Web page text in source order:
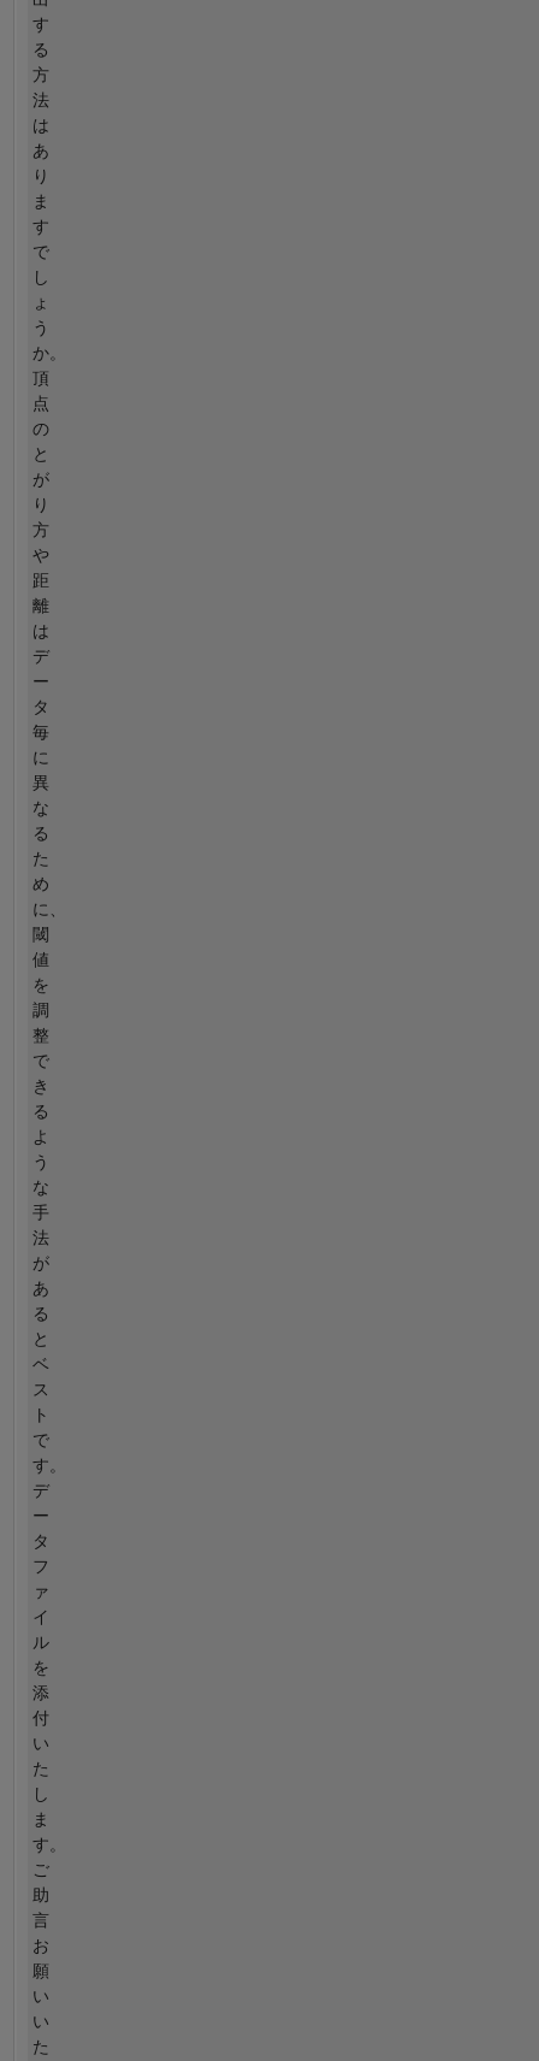
す
る
方
法
は
あ
り
ま
す
で
し
ょ
う
か。
頂
点
の
と
が
り
方
や
距
離
は
デ
ー
タ
毎
に
異
な
る
た
め
に、
閾
値
を
調
整
で
き
る
よ
う
な
手
法
が
あ
る
と
ベ
ス
ト
で
す。
デ
ー
タ
フ
ァ
イ
ル
を
添
付
い
た
し
ま
す。
ご
助
言
お
願
い
い
た